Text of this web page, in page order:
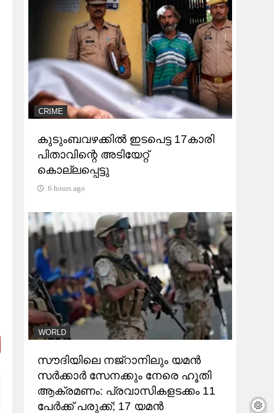
CRIME
കുടുംബവഴക്കില്‍ ഇടപെട്ട 17കാരി
പിതാവിന്റെ അടിയേറ്റ്
കൊല്ലപ്പെട്ടു
6 hours ago
WORLD
സൗദിയിലെ നജ്‌റാനിലും യമൻ
സർക്കാർ സേനക്കും നേരെ ഹൂതി
ആക്രമണം: പ്രവാസികളടക്കം 11
പേർക്ക് പരുക്ക്; 17 യമൻ